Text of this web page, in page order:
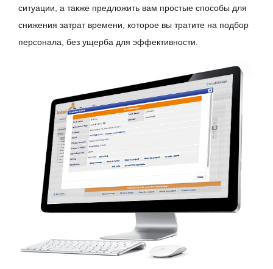
ситуации, а также предложить вам простые способы для
снижения затрат времени, которое вы тратите на подбор
персонала, без ущерба для эффективности.